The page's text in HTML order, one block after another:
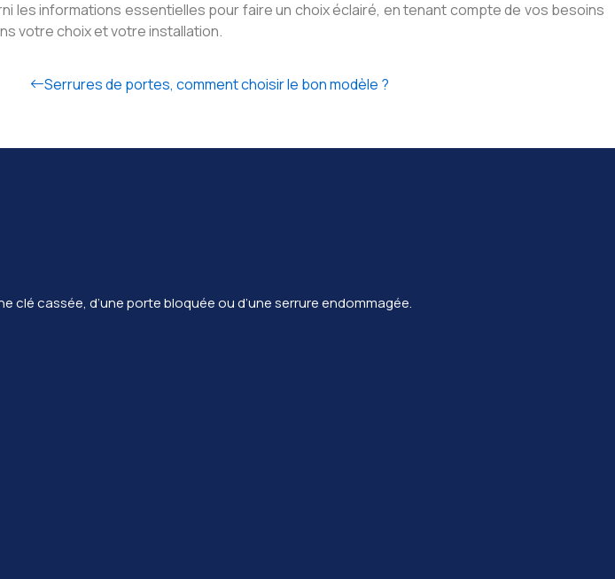
les informations essentielles pour faire un choix éclairé, en tenant compte de vos besoins
votre choix et votre installation.
Serrures de portes, comment choisir le bon modèle ?
clé cassée, d’une porte bloquée ou d’une serrure endommagée.